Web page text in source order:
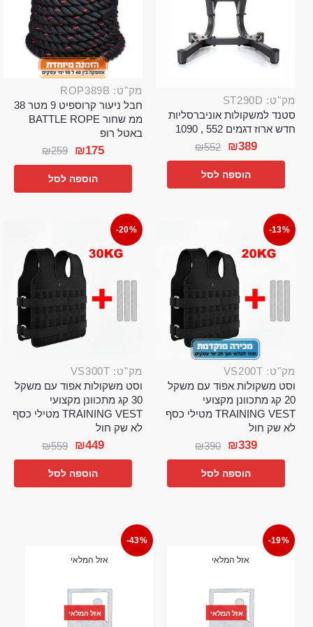
מק"ט: ST290D
סטנד למשקולות אוניברסליות
חדש ארוז דגמים 552 , 1090
₪552 ₪389
הוספה לסל
מק"ט: ROP389B
חבל ניעור קרוספיט 9 מטר 38
ממ שחור BATTLE ROPE
באטל רופ
₪259 ₪175
הוספה לסל
-13%
מק"ט: VS200T
וסט משקולות אפוד עם משקל
20 קג מתכוונן מקצועי
TRAINING VEST מטילי כסף
לא שק חול
₪390 ₪339
הוספה לסל
-20%
מק"ט: VS300T
וסט משקולות אפוד עם משקל
30 קג מתכוונן מקצועי
TRAINING VEST מטילי כסף
לא שק חול
₪559 ₪449
הוספה לסל
-19%
אזל המלאי
אזל המלאי
-43%
אזל המלאי
אזל המלאי